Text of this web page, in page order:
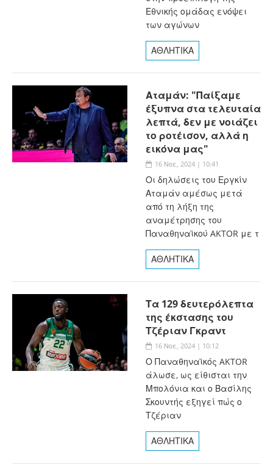
Εθνικής ομάδας ενόψει
των αγώνων
ΑΘΛΗΤΙΚΑ
Αταμάν: "Παίξαμε
έξυπνα στα τελευταία
λεπτά, δεν με νοιάζει
το ροτέισον, αλλά η
εικόνα μας"
16 Νοε, 2024 | 10:41
Οι δηλώσεις του Εργκίν
Αταμάν αμέσως μετά
από τη λήξη της
αναμέτρησης του
Παναθηναϊκού AKTOR με τ
ΑΘΛΗΤΙΚΑ
Τα 129 δευτερόλεπτα
της έκστασης του
Τζέριαν Γκραντ
16 Νοε, 2024 | 10:12
Ο Παναθηναϊκός AKTOR
άλωσε, ως είθισται την
Μπολόνια και ο Βασίλης
Σκουντής εξηγεί πώς ο
Τζέριαν
ΑΘΛΗΤΙΚΑ